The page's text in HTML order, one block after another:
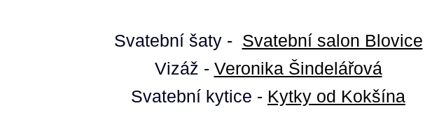
Svatební šaty - Svatební salon Blovice
Vizáž - Veronika Šindelářová
Svatební kytice - Kytky od Kokšína